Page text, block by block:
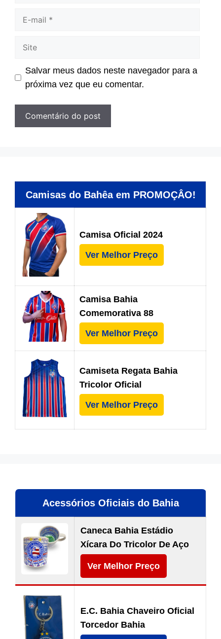
Site
Salvar meus dados neste navegador para a
próxima vez que eu comentar.
Camisas do Bahêa em PROMOÇÂO!
Camisa Oficial 2024
Ver Melhor Preço
Camisa Bahia
Comemorativa 88
Ver Melhor Preço
Camiseta Regata Bahia
Tricolor Oficial
Ver Melhor Preço
Acessórios Oficiais do Bahia
Caneca Bahia Estádio
Xícara Do Tricolor De Aço
Ver Melhor Preço
E.C. Bahia Chaveiro Oficial
Torcedor Bahia